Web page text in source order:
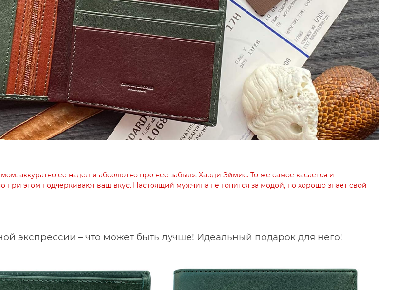
аккуратно ее надел и абсолютно про нее забыл», Харди Эймис. То же самое касается и
при этом подчеркивают ваш вкус. Настоящий мужчина не гонится за модой, но хорошо знает свой
экспрессии – что может быть лучше! Идеальный подарок для него!